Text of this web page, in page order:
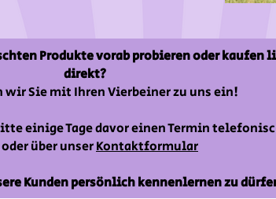
Produkte vorab probieren oder kaufen
direkt?
wir Sie mit Ihren Vierbeiner zu uns ein!
einige Tage davor einen Termin
über unserKontaktformular
Kunden persönlich kennenlernen zu